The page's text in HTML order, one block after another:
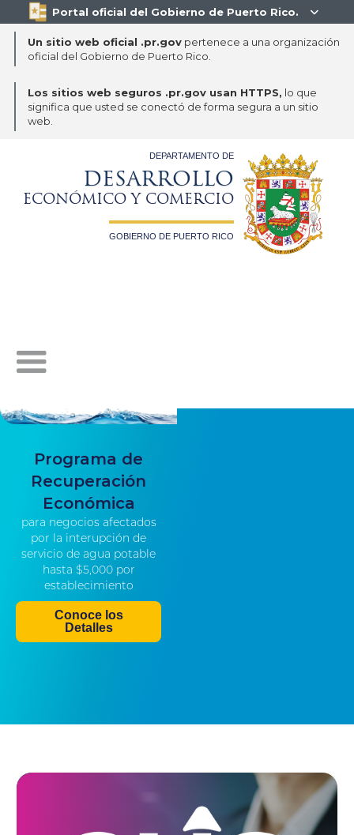
Portal oficial del Gobierno de Puerto Rico. 
Un sitio web oficial .pr.govpertenece a una organización
oficial del Gobierno de Puerto Rico.
Los sitios web seguros .pr.gov usan HTTPS, lo que
significa que usted se conectó de forma segura a un sitio
web.
DEPARTAMENTO DE
DESARROLLO
ECONÓMICO Y COMERCIO
GOBIERNO DE PUERTO RICO
Programa de
Recuperación
Económica
para negocios afectados
por la interupción de
servicio de agua potable
hasta $5,000 por
establecimiento
Conoce los
Detalles